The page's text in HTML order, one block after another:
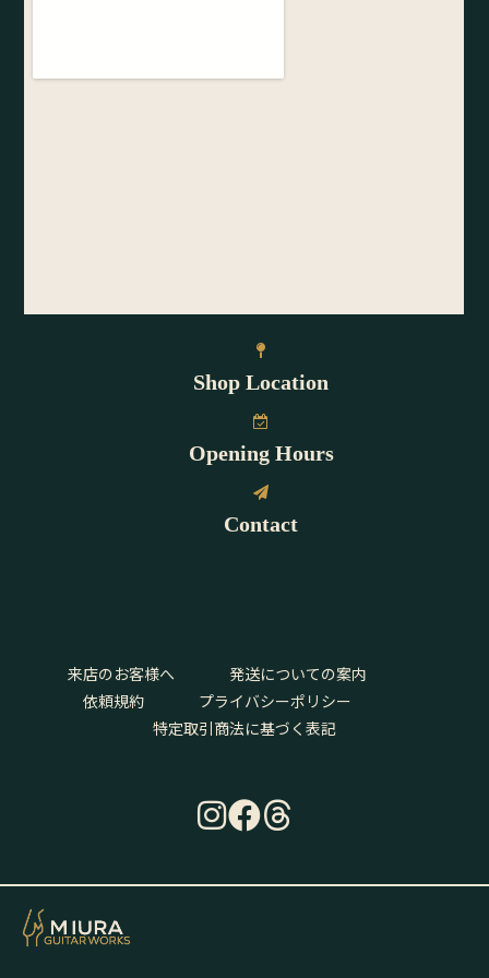
Shop Location
Opening Hours
Contact
来店のお客様へ
発送についての案内
依頼規約
プライバシーポリシー
特定取引商法に基づく表記